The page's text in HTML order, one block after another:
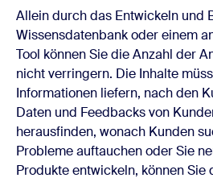
Allein durch das Entwickeln und
Wissensdatenbank oder einem
Tool können Sie die Anzahl der
nicht verringern. Die Inhalte
Informationen liefern, nach den
Daten und Feedbacks von
herausfinden, wonach Kunden
Probleme auftauchen oder Sie
Produkte entwickeln, können Sie